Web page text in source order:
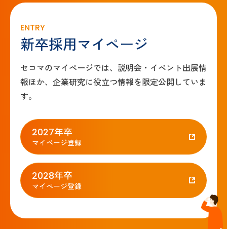
ENTRY
新卒採用マイページ
セコマのマイページでは、説明会・イベント出展情
報ほか、企業研究に役立つ情報を限定公開していま
す。
2027年卒
マイページ登録
2028年卒
マイページ登録